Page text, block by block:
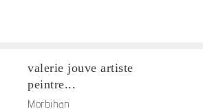
valerie jouve artiste
peintre...
Morbihan